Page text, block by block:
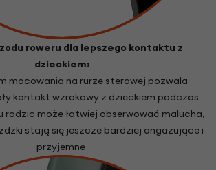
roweru dla lepszego kontaktu z
dzieckiem:
mocowania na rurze sterowej pozwala
kontakt wzrokowy z dzieckiem podczas
rodzic może łatwiej obserwować malucha,
stają się jeszcze bardziej angażujące i
przyjemne